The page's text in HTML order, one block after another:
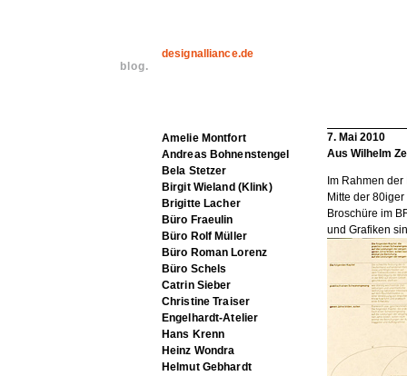
blog.
designalliance.de
7. Mai 2010
Aus Wilhelm
Im Rahmen
Mitte der
Broschüre im
und Grafiken
Amelie Montfort
Andreas Bohnenstengel
Bela Stetzer
Birgit Wieland (Klink)
Brigitte Lacher
Büro Fraeulin
Büro Rolf Müller
Büro Roman Lorenz
Büro Schels
Catrin Sieber
Christine Traiser
Engelhardt-Atelier
Hans Krenn
Heinz Wondra
Helmut Gebhardt